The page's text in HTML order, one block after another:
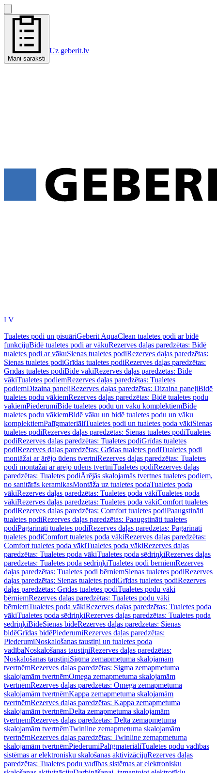
Mani saraksti
Uz geberit.lv
LV
Tualetes podi un pisuāriGeberit AquaClean tualetes podi ar bidē
funkcijuBidē tualetes podi ar vākuRezerves daļas paredzētas: Bidē
tualetes podi ar vākuSienas tualetes podiRezerves daļas paredzētas:
Sienas tualetes podiGrīdas tualetes podiRezerves daļas paredzētas:
Grīdas tualetes podiBidē vākiRezerves daļas paredzētas: Bidē
vākiTualetes podiemRezerves daļas paredzētas: Tualetes
podiemDizaina paneļiRezerves daļas paredzētas: Dizaina paneļiBidē
tualetes podu vākiemRezerves daļas paredzētas: Bidē tualetes podu
vākiemPiederumiBidē tualetes podu un vāku komplektiemBidē
tualetes podu vākiemBidē vāku un bidē tualetes podu un vāku
komplektiemPalīgmateriāliTualetes podi un tualetes poda vākiSienas
tualetes podiRezerves daļas paredzētas: Sienas tualetes podiTualetes
podiRezerves daļas paredzētas: Tualetes podiGrīdas tualetes
podiRezerves daļas paredzētas: Grīdas tualetes podiTualetes podi
montāžai ar ārējo ūdens tvertniRezerves daļas paredzētas: Tualetes
podi montāžai ar ārējo ūdens tvertniTualetes podiRezerves daļas
paredzētas: Tualetes podiĀrējās skalojamās tvertnes tualetes podiem,
no sanitārās keramikasMontāža uz tualetes podaTualetes poda
vākiRezerves daļas paredzētas: Tualetes poda vākiTualetes poda
vākiRezerves daļas paredzētas: Tualetes poda vākiComfort tualetes
podiRezerves daļas paredzētas: Comfort tualetes podiPaaugstināti
tualetes podiRezerves daļas paredzētas: Paaugstināti tualetes
podiPagarināti tualetes podiRezerves daļas paredzētas: Pagarināti
tualetes podiComfort tualetes poda vākiRezerves daļas paredzētas:
Comfort tualetes poda vākiTualetes poda vākiRezerves daļas
paredzētas: Tualetes poda vākiTualetes poda sēdriņķiRezerves daļas
paredzētas: Tualetes poda sēdriņķiTualetes podi bērniemRezerves
daļas paredzētas: Tualetes podi bērniemSienas tualetes podiRezerves
daļas paredzētas: Sienas tualetes podiGrīdas tualetes podiRezerves
daļas paredzētas: Grīdas tualetes podiTualetes podu vāki
bērniemRezerves daļas paredzētas: Tualetes podu vāki
bērniemTualetes poda vākiRezerves daļas paredzētas: Tualetes poda
vākiTualetes poda sēdriņķiRezerves daļas paredzētas: Tualetes poda
sēdriņķiBidēSienas bidēRezerves daļas paredzētas: Sienas
bidēGrīdas bidēPiederumiRezerves daļas paredzētas:
PiederumiNoskalošanas taustiņi un tualetes poda
vadībaNoskalošanas taustiņiRezerves daļas paredzētas:
Noskalošanas taustiņiSigma zemapmetuma skalojamām
tvertnēmRezerves daļas paredzētas: Sigma zemapmetuma
skalojamām tvertnēmOmega zemapmetuma skalojamām
tvertnēmRezerves daļas paredzētas: Omega zemapmetuma
skalojamām tvertnēmKappa zemapmetuma skalojamām
tvertnēmRezerves daļas paredzētas: Kappa zemapmetuma
skalojamām tvertnēmDelta zemapmetuma skalojamām
tvertnēmRezerves daļas paredzētas: Delta zemapmetuma
skalojamām tvertnēmTwinline zemapmetuma skalojamām
tvertnēmRezerves daļas paredzētas: Twinline zemapmetuma
skalojamām tvertnēmPiederumiPalīgmateriāliTualetes podu vadības
sistēmas ar elektronisku skalošanas aktivizācijuRezerves daļas
paredzētas: Tualetes podu vadības sistēmas ar elektronisku